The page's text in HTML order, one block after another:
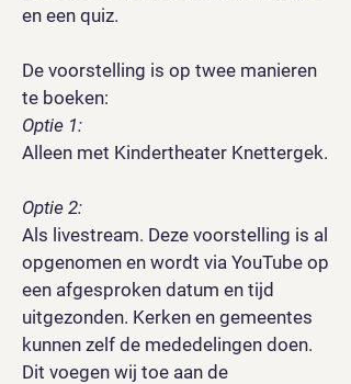
en een quiz.
De voorstelling is op twee manieren
te boeken:
Optie 1:
Alleen met Kindertheater Knettergek.
Optie 2:
Als livestream. Deze voorstelling is al
opgenomen en wordt via YouTube op
een afgesproken datum en tijd
uitgezonden. Kerken en gemeentes
kunnen zelf de mededelingen doen.
Dit voegen wij toe aan de